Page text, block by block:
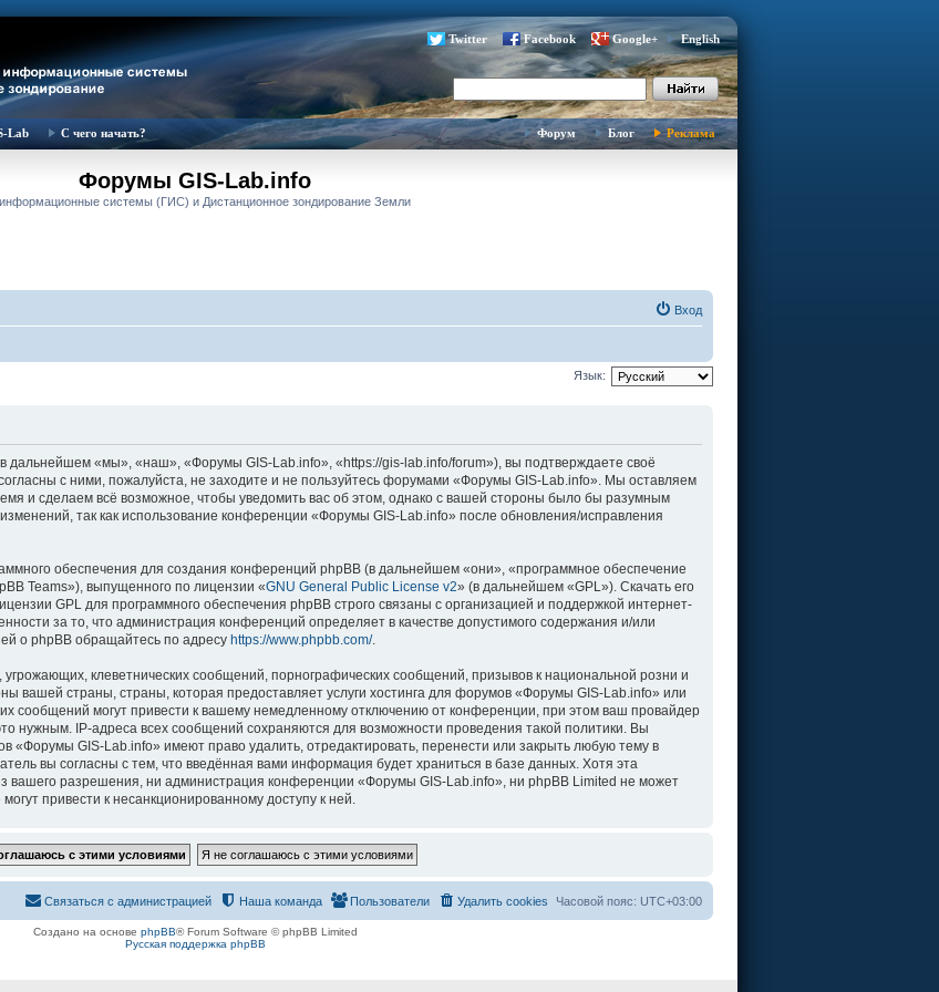
Twitter Facebook Google+ English
Lab С чего начать? Форум Блог Реклама
Форумы GIS-Lab.info
системы (ГИС) и Дистанционное зондирование Земли
Вход
Язык:
«мы», «наш», «Форумы GIS-Lab.info», «https://gis-lab.info/forum»), вы подтверждаете своё
с ними, пожалуйста, не заходите и не пользуйтесь форумами «Форумы GIS-Lab.info». Мы оставляем
и сделаем всё возможное, чтобы уведомить вас об этом, однако с вашей стороны было бы разумным
так как использование конференции «Форумы GIS-Lab.info» после обновления/исправления
обеспечения для создания конференций phpBB (в дальнейшем «они», «программное обеспечение
Teams»), выпущенного по лицензии «GNU General Public License v2» (в дальнейшем «GPL»). Скачать его
GPL для программного обеспечения phpBB строго связаны с организацией и поддержкой интернет-
за то, что администрация конференций определяет в качестве допустимого содержания и/или
о phpBB обращайтесь по адресу https://www.phpbb.com/.
клеветнических сообщений, порнографических сообщений, призывов к национальной розни и
вашей страны, страны, которая предоставляет услуги хостинга для форумов «Форумы GIS-Lab.info» или
сообщений могут привести к вашему немедленному отключению от конференции, при этом ваш провайдер
нужным. IP-адреса всех сообщений сохраняются для возможности проведения такой политики. Вы
«Форумы GIS-Lab.info» имеют право удалить, отредактировать, перенести или закрыть любую тему в
вы согласны с тем, что введённая вами информация будет храниться в базе данных. Хотя эта
вашего разрешения, ни администрация конференции «Форумы GIS-Lab.info», ни phpBB Limited не может
привести к несанкционированному доступу к ней.
Часовой пояс: UTC+03:00
Удалить cookies
Пользователи
Наша команда
Связаться с администрацией
Создано на основе phpBB® Forum Software © phpBB Limited
Русская поддержка phpBB